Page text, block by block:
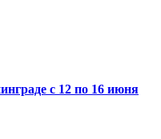
с 12 по 16 июня